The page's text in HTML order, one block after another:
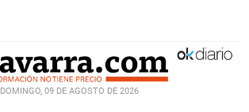
DOMINGO, 09 DE AGOSTO DE 2026